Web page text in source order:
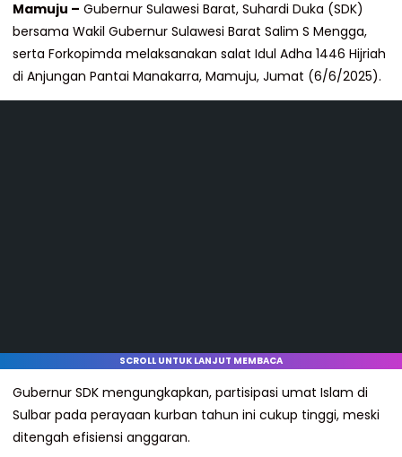
Mamuju – Gubernur Sulawesi Barat, Suhardi Duka (SDK)
bersama Wakil Gubernur Sulawesi Barat Salim S Mengga,
serta Forkopimda melaksanakan salat Idul Adha 1446 Hijriah
di Anjungan Pantai Manakarra, Mamuju, Jumat (6/6/2025).
SCROLL UNTUK LANJUT MEMBACA
Gubernur SDK mengungkapkan, partisipasi umat Islam di
Sulbar pada perayaan kurban tahun ini cukup tinggi, meski
ditengah efisiensi anggaran.